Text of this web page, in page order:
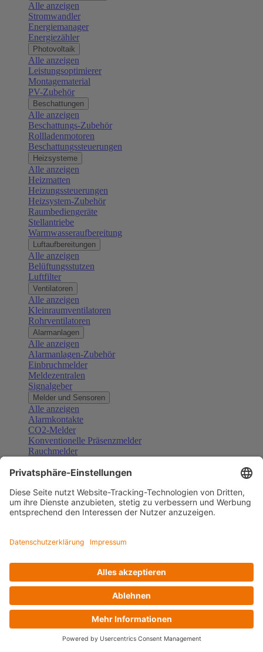
Alle anzeigen
Stromwandler
Energiemanager
Energiezähler
Photovoltaik
Alle anzeigen
Leistungsoptimierer
Montagematerial
PV-Zubehör
Beschattungen
Alle anzeigen
Beschattungs-Zubehör
Rollladenmotoren
Beschattungssteuerungen
Heizsysteme
Alle anzeigen
Heizmatten
Heizungssteuerungen
Heizsystem-Zubehör
Raumbediengeräte
Stellantriebe
Warmwasseraufbereitung
Luftaufbereitungen
Alle anzeigen
Belüftungsstutzen
Luftfilter
Ventilatoren
Alle anzeigen
Kleinraumventilatoren
Rohrventilatoren
Alarmanlagen
Alle anzeigen
Alarmanlagen-Zubehör
Einbruchmelder
Meldezentralen
Signalgeber
Melder und Sensoren
Alle anzeigen
Alarmkontakte
CO2-Melder
Konventionelle Präsenzmelder
Rauchmelder
Gefahrenmelder
Türsprechanlagen
Alle anzeigen
Außenstationen
Klingeltaster und Gongs
Sprechanlagen-Sets
Zubehör Türkommunikation
Videoüberwachung
Zubehör Videoüberwachung
Alle anzeigen